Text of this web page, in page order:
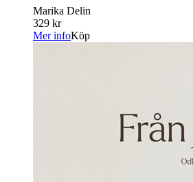
Marika Delin
329 kr
Mer infoKöp